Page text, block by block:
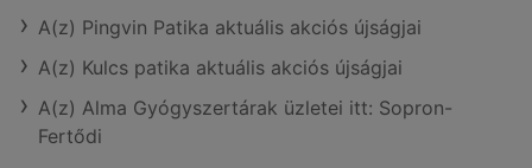
A(z) Pingvin Patika aktuális akciós újságjai
A(z) Kulcs patika aktuális akciós újságjai
A(z) Alma Gyógyszertárak üzletei itt: Sopron-
Fertődi